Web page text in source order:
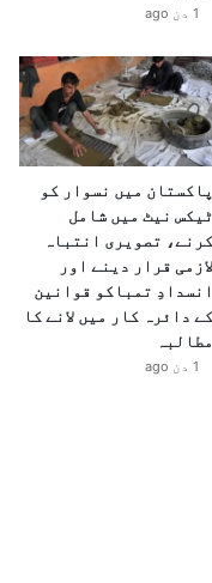
1 دن ago
پاکستان میں نسوار کو
ٹیکس نیٹ میں شامل
کرنے، تصویری انتباہ
لازمی قرار دینے اور
انسدادِ تمباکو قوانین
کے دائرہ کار میں لانے کا
مطالبہ
1 دن ago